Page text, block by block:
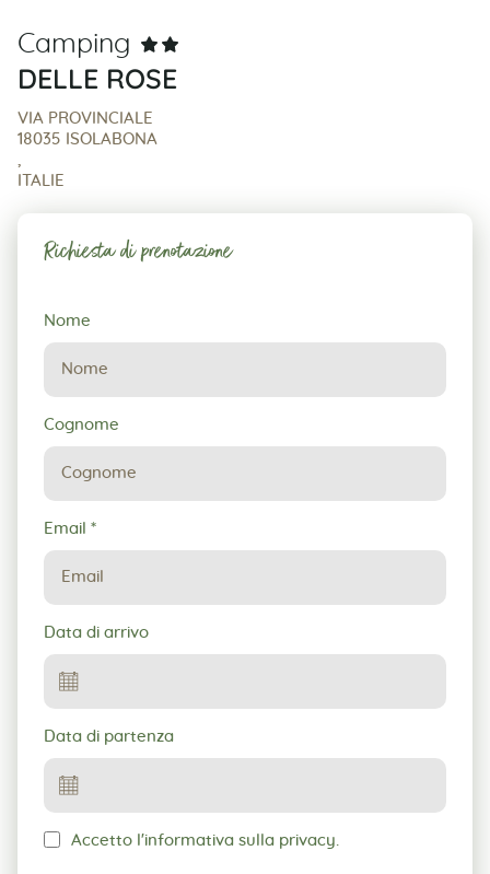
Camping
DELLE ROSE
VIA PROVINCIALE
18035 ISOLABONA
ITALIE
Richiesta di prenotazione
Richiesta
di
prenotazione
Nome
Cognome
Email *
Data di arrivo
Data di partenza
Accetto l'informativa sulla privacy.